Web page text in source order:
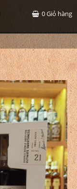
0Giỏ hàng